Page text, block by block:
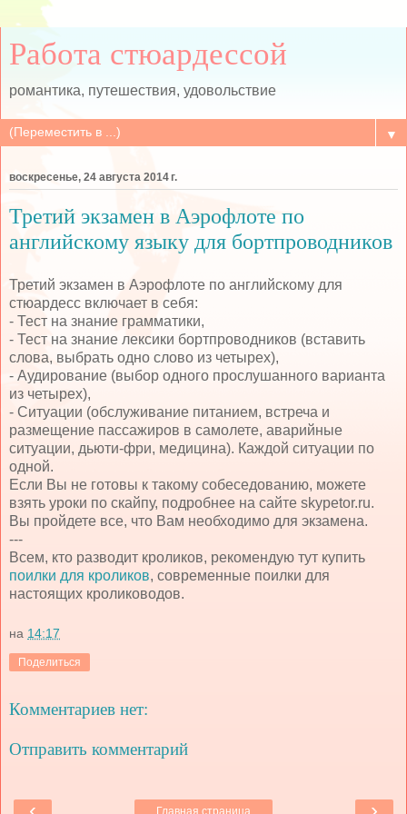
Работа стюардессой
романтика, путешествия, удовольствие
▼
воскресенье, 24 августа 2014 г.
Третий экзамен в Аэрофлоте по
английскому языку для бортпроводников
Третий экзамен в Аэрофлоте по английскому для
стюардесс включает в себя:
- Тест на знание грамматики,
- Тест на знание лексики бортпроводников (вставить
слова, выбрать одно слово из четырех),
- Аудирование (выбор одного прослушанного варианта
из четырех),
- Ситуации (обслуживание питанием, встреча и
размещение пассажиров в самолете, аварийные
ситуации, дьюти-фри, медицина). Каждой ситуации по
одной.
Если Вы не готовы к такому собеседованию, можете
взять уроки по скайпу, подробнее на сайте skypetor.ru.
Вы пройдете все, что Вам необходимо для экзамена.
---
Всем, кто разводит кроликов, рекомендую тут купить
поилки для кроликов, современные поилки для
настоящих кролиководов.
на 14:17
Поделиться
Комментариев нет:
Отправить комментарий